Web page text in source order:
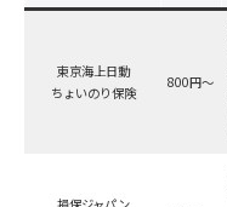
東京海上日動
ちょいのり保険
800円～